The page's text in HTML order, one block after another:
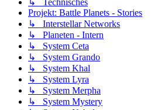
↳ Technisches
Projekt: Battle Planets - Stories
↳ Interstellar Networks
↳ Planeten - Intern
↳ System Ceta
↳ System Grando
↳ System Khal
↳ System Lyra
↳ System Merpha
↳ System Mystery